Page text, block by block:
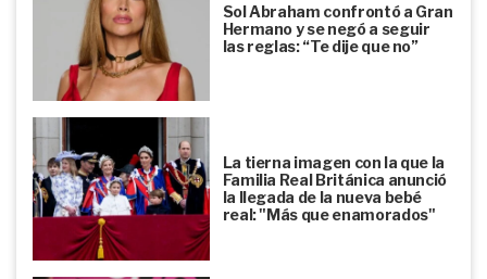
Sol Abraham confrontó a Gran
Hermano y se negó a seguir
las reglas: “Te dije que no”
La tierna imagen con la que la
Familia Real Británica anunció
la llegada de la nueva bebé
real: "Más que enamorados"